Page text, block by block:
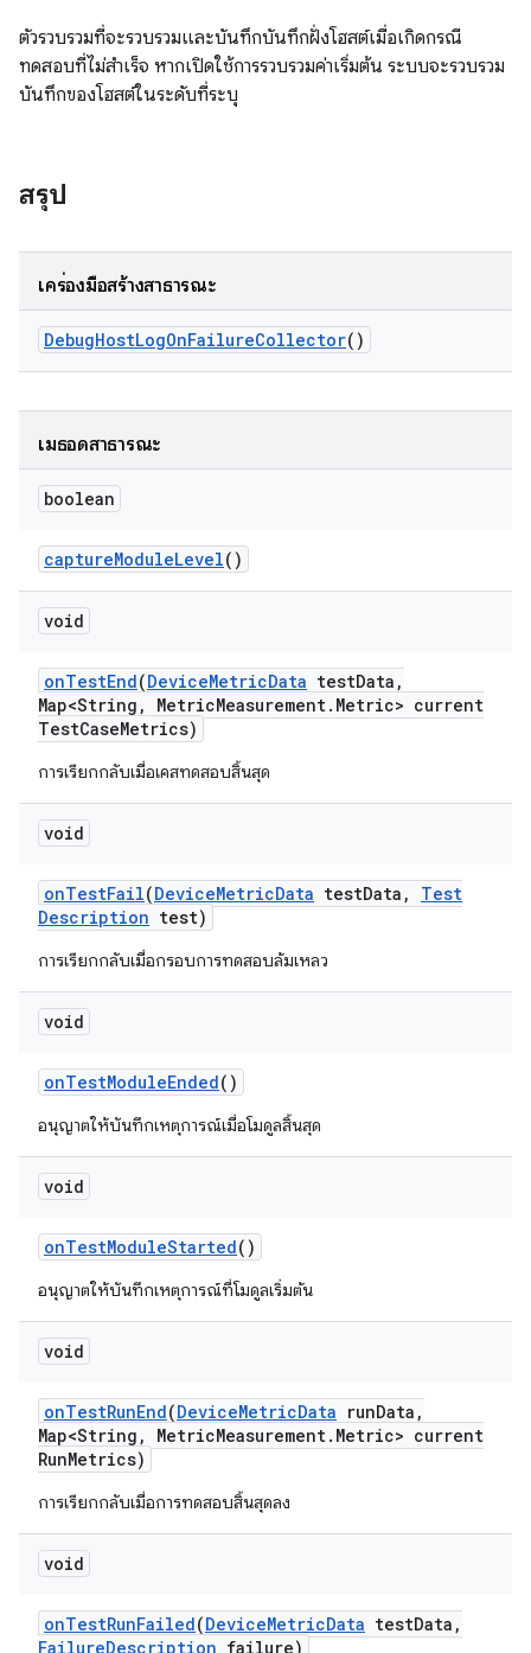
ตัวรวบรวมที่จะรวบรวมและบันทึกบันทึกฝั่งโฮสต์เมื่อเกิดกรณี
ทดสอบที่ไม่สำเร็จ หากเปิดใช้การรวบรวมค่าเริ่มต้น ระบบจะรวบรวม
บันทึกของโฮสต์ในระดับที่ระบุ
สรุป
เครื่องมือสร้างสาธารณะ
DebugHostLogOnFailureCollector()
เมธอดสาธารณะ
boolean
captureModuleLevel()
void
onTestEnd(DeviceMetricData testData ,
Map<String , MetricMeasurement. Metric> current
TestCaseMetrics)
การเรียกกลับเมื่อเคสทดสอบสิ้นสุด
void
onTestFail(DeviceMetricData testData ,
Test
Description test)
การเรียกกลับเมื่อกรอบการทดสอบล้มเหลว
void
onTestModuleEnded()
อนุญาตให้บันทึกเหตุการณ์เมื่อโมดูลสิ้นสุด
void
onTestModuleStarted()
อนุญาตให้บันทึกเหตุการณ์ที่โมดูลเริ่มต้น
void
onTestRunEnd(DeviceMetricData runData ,
Map<String , MetricMeasurement. Metric> current
RunMetrics)
การเรียกกลับเมื่อการทดสอบสิ้นสุดลง
void
onTestRunFailed(DeviceMetricData testData ,
FailureDescription failure)